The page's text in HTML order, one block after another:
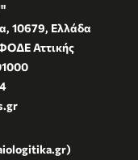
10679, Ελλάδα
Αττικής